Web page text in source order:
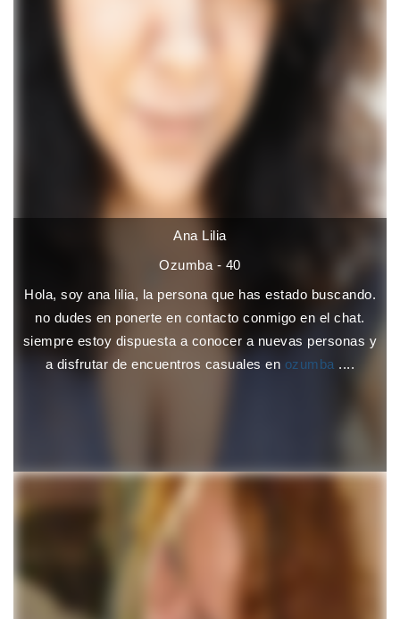
Ana Lilia
Ozumba - 40
Hola, soy ana lilia, la persona que has estado buscando.
no dudes en ponerte en contacto conmigo en el chat.
siempre estoy dispuesta a conocer a nuevas personas y
a disfrutar de encuentros casuales en ozumba ....